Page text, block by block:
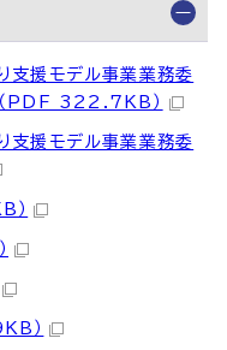
支援モデル事業業務委
PDF 322.7KB）
支援モデル事業業務委
）
）